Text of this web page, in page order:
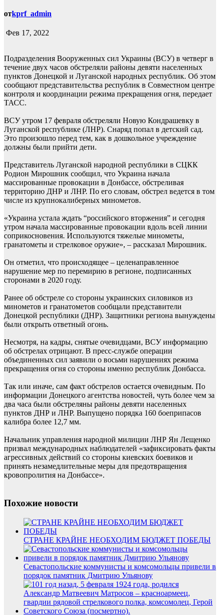
отkprf_admin
Фев 17, 2022
Подразделения Вооруженных сил Украины (ВСУ) в четверг в
течение двух часов обстреляли районы девяти населенных
пунктов Донецкой и Луганской народных республик. Об этом
сообщают представительства республик в Совместном центре
контроля и координации режима прекращения огня, передает
ТАСС.
ВСУ утром 17 февраля обстреляли Новую Кондрашевку в
Луганской республике (ЛНР). Снаряд попал в детский сад.
Это произошло перед тем, как в дошкольное учреждение
должны были прийти дети.
Представитель Луганской народной республики в СЦКК
Родион Мирошник сообщил, что Украина начала
массированные провокации в Донбассе, обстреливая
территорию ДНР и ЛНР. По его словам, обстрел ведется в том
числе из крупнокалиберных минометов.
«Украина устала ждать “российского вторжения” и сегодня
утром начала массированные провокации вдоль всей линии
соприкосновения. Используются тяжелые минометы,
гранатометы и стрелковое оружие», – рассказал Мирошник.
Он отметил, что происходящее – целенаправленное
нарушение мер по перемирию в регионе, подписанных
сторонами в 2020 году.
Ранее об обстреле со стороны украинских силовиков из
минометов и гранатометов сообщали представители
Донецкой республики (ДНР). Защитники региона вынуждены
были открыть ответный огонь.
Несмотря, на кадры, снятые очевидцами, ВСУ информацию
об обстрелах отрицают. В пресс-службе операции
объединенных сил заявили о восьми нарушениях режима
прекращения огня со стороны именно республик Донбасса.
Так или иначе, сам факт обстрелов остается очевидным. По
информации Донецкого агентства новостей, чуть более чем за
два часа были обстреляны районы девяти населенных
пунктов ДНР и ЛНР. Выпущено порядка 160 боеприпасов
калибра более 12,7 мм.
Начальник управления народной милиции ЛНР Ян Лещенко
призвал международных наблюдателей «зафиксировать факты
агрессивных действий со стороны киевских боевиков и
принять незамедлительные меры для предотвращения
кровопролития на Донбассе».
Похожие новости
СТРАНЕ КРАЙНЕ НЕОБХОДИМ БЮДЖЕТ ПОБЕДЫ
Севастопольские коммунисты и комсомольцы привели в
порядок памятник Дмитрию Ульянову